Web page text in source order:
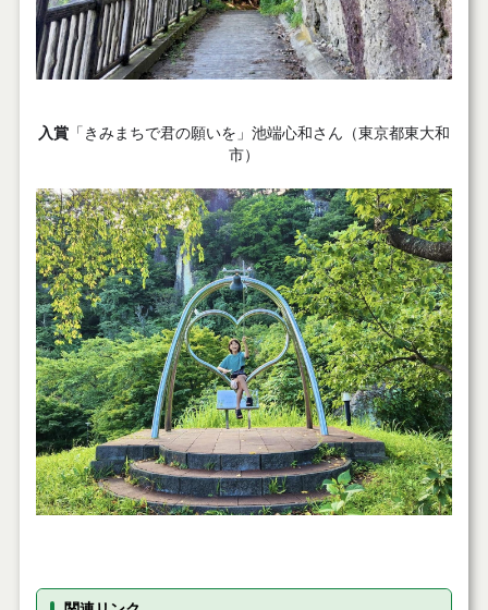
入賞「きみまちで君の願いを」池端心和さん（東京都東大和
市）